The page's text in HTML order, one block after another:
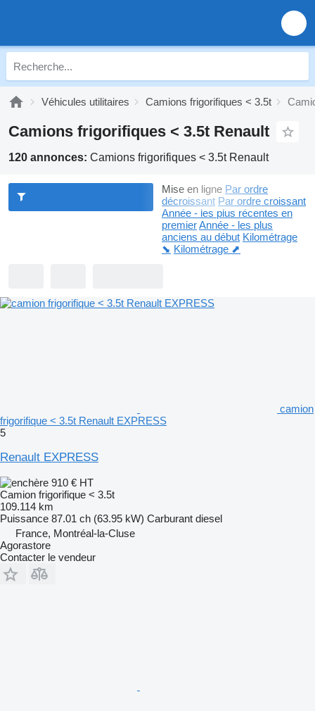
Véhicules utilitaires Camions frigorifiques < 3.5t
Camions frigorifiques < 3.5t Renault
120 annonces: Camions frigorifiques < 3.5t Renault
Mise en ligne Par ordre
décroissant Par ordre croissant
Année - les plus récentes en
premierAnnée - les plus
anciens au début Kilométrage
⬊ Kilométrage ⬈
camion
frigorifique < 3.5t Renault EXPRESS
5
Renault EXPRESS
910 € HT
Camion frigorifique < 3.5t
109.114 km
Puissance 87.01 ch (63.95 kW) Carburant diesel
France, Montréal-la-Cluse
Agorastore
Contacter le vendeur